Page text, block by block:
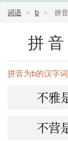
词语 b 拼
拼
拼音为b的汉字
不雅
不营